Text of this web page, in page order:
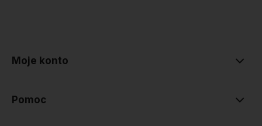
Moje konto
Pomoc